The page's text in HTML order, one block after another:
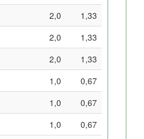
2,0
1,33
2,0
1,33
2,0
1,33
1,0
0,67
1,0
0,67
1,0
0,67